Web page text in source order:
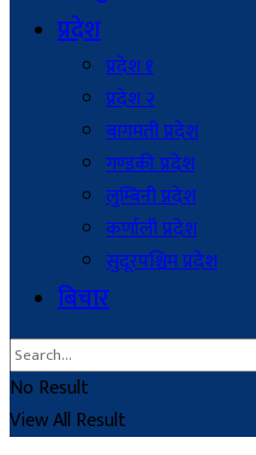
प्रदेश
प्रदेश १
प्रदेश २
बागमती प्रदेश
गण्डकी प्रदेश
लुम्बिनी प्रदेश
कर्णाली प्रदेश
सुदूरपश्चिम प्रदेश
बिचार
No Result
View All Result